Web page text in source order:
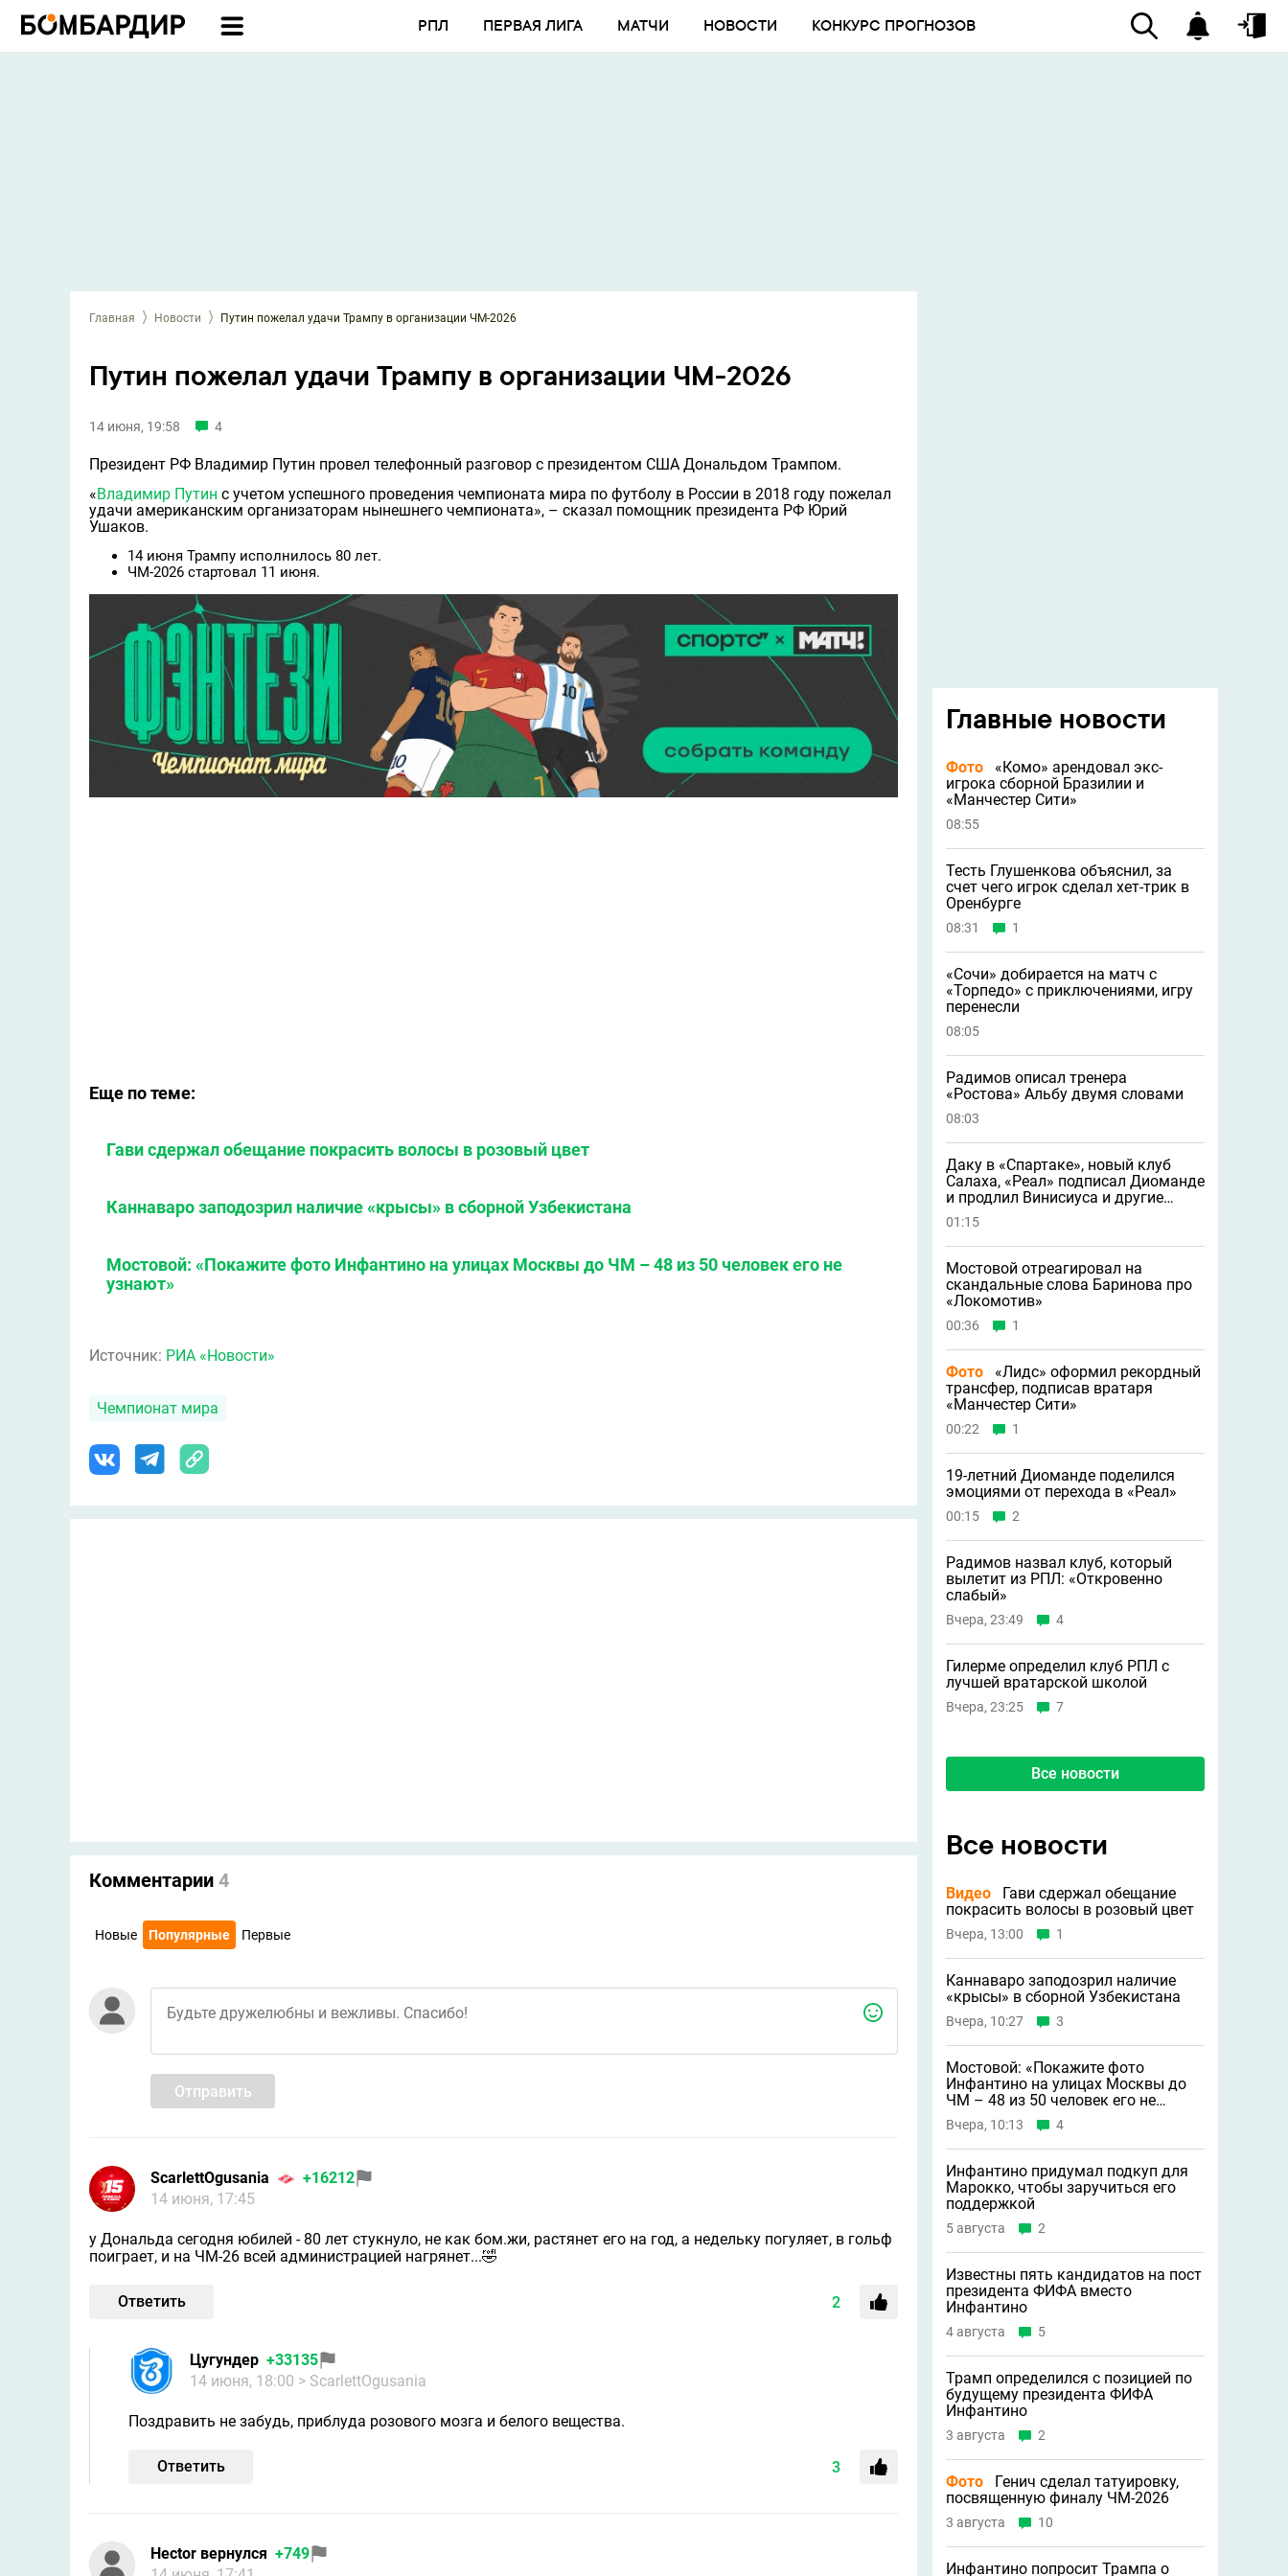
РПЛ ПЕРВАЯ ЛИГА МАТЧИ НОВОСТИ КОНКУРС ПРОГНОЗОВ
Главная Новости Путин пожелал удачи Трампу в организации ЧМ-2026
Путин пожелал удачи Трампу в организации ЧМ-2026
14 июня, 19:58 4
Президент РФ Владимир Путин провел телефонный разговор с президентом США Дональдом Трампом.
«Владимир Путин с учетом успешного проведения чемпионата мира по футболу в России в 2018 году пожелал
удачи американским организаторам нынешнего чемпионата», – сказал помощник президента РФ Юрий
Ушаков.
14 июня Трампу исполнилось 80 лет.
ЧМ-2026 стартовал 11 июня.
Еще по теме:
Гави сдержал обещание покрасить волосы в розовый цвет
Каннаваро заподозрил наличие «крысы» в сборной Узбекистана
Мостовой: «Покажите фото Инфантино на улицах Москвы до ЧМ – 48 из 50 человек его не
узнают»
Источник: РИА «Новости»
Чемпионат мира
Комментарии 4
Новые Популярные Первые
Отправить
ScarlettOgusania
+16212
14 июня, 17:45
у Дональда сегодня юбилей - 80 лет стукнуло, не как бом.жи, растянет его на год, а недельку погуляет, в гольф
поиграет, и на ЧМ-26 всей администрацией нагрянет...🤣
Ответить 2
Цугундeр +33135
14 июня, 18:00 > ScarlettOgusania
Поздравить не забудь, приблуда розового мозга и белого вещества.
Ответить 3
Hector вернулся +749
Главные новости
Фото
«Комо» арендовал экс-
игрока сборной Бразилии и
«Манчестер Сити»
08:55
Тесть Глушенкова объяснил, за
счет чего игрок сделал хет-трик в
Оренбурге
08:31 1
«Сочи» добирается на матч с
«Торпедо» с приключениями, игру
перенесли
08:05
Радимов описал тренера
«Ростова» Альбу двумя словами
08:03
Даку в «Спартаке», новый клуб
Салаха, «Реал» подписал Диоманде
и продлил Винисиуса и другие
новости
01:15
Мостовой отреагировал на
скандальные слова Баринова про
«Локомотив»
00:36 1
Фото
«Лидс» оформил рекордный
трансфер, подписав вратаря
«Манчестер Сити»
00:22 1
19-летний Диоманде поделился
эмоциями от перехода в «Реал»
00:15 2
Радимов назвал клуб, который
вылетит из РПЛ: «Откровенно
слабый»
Вчера, 23:49 4
Гилерме определил клуб РПЛ с
лучшей вратарской школой
Вчера, 23:25 7
Все новости
Все новости
Видео
Гави сдержал обещание
покрасить волосы в розовый цвет
Вчера, 13:00 1
Каннаваро заподозрил наличие
«крысы» в сборной Узбекистана
Вчера, 10:27 3
Мостовой: «Покажите фото
Инфантино на улицах Москвы до
ЧМ – 48 из 50 человек его не
узнают»
Вчера, 10:13 4
Инфантино придумал подкуп для
Марокко, чтобы заручиться его
поддержкой
5 августа 2
Известны пять кандидатов на пост
президента ФИФА вместо
Инфантино
4 августа 5
Трамп определился с позицией по
будущему президента ФИФА
Инфантино
3 августа 2
Фото
Генич сделал татуировку,
посвященную финалу ЧМ-2026
3 августа 10
Инфантино попросит Трампа о